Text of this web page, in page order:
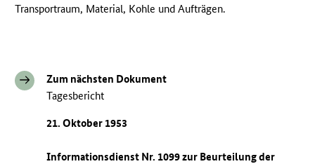
Transportraum, Material, Kohle und Aufträgen.
Zum nächsten Dokument
Tagesbericht
21. Oktober 1953
Informationsdienst Nr. 1099 zur Beurteilung der